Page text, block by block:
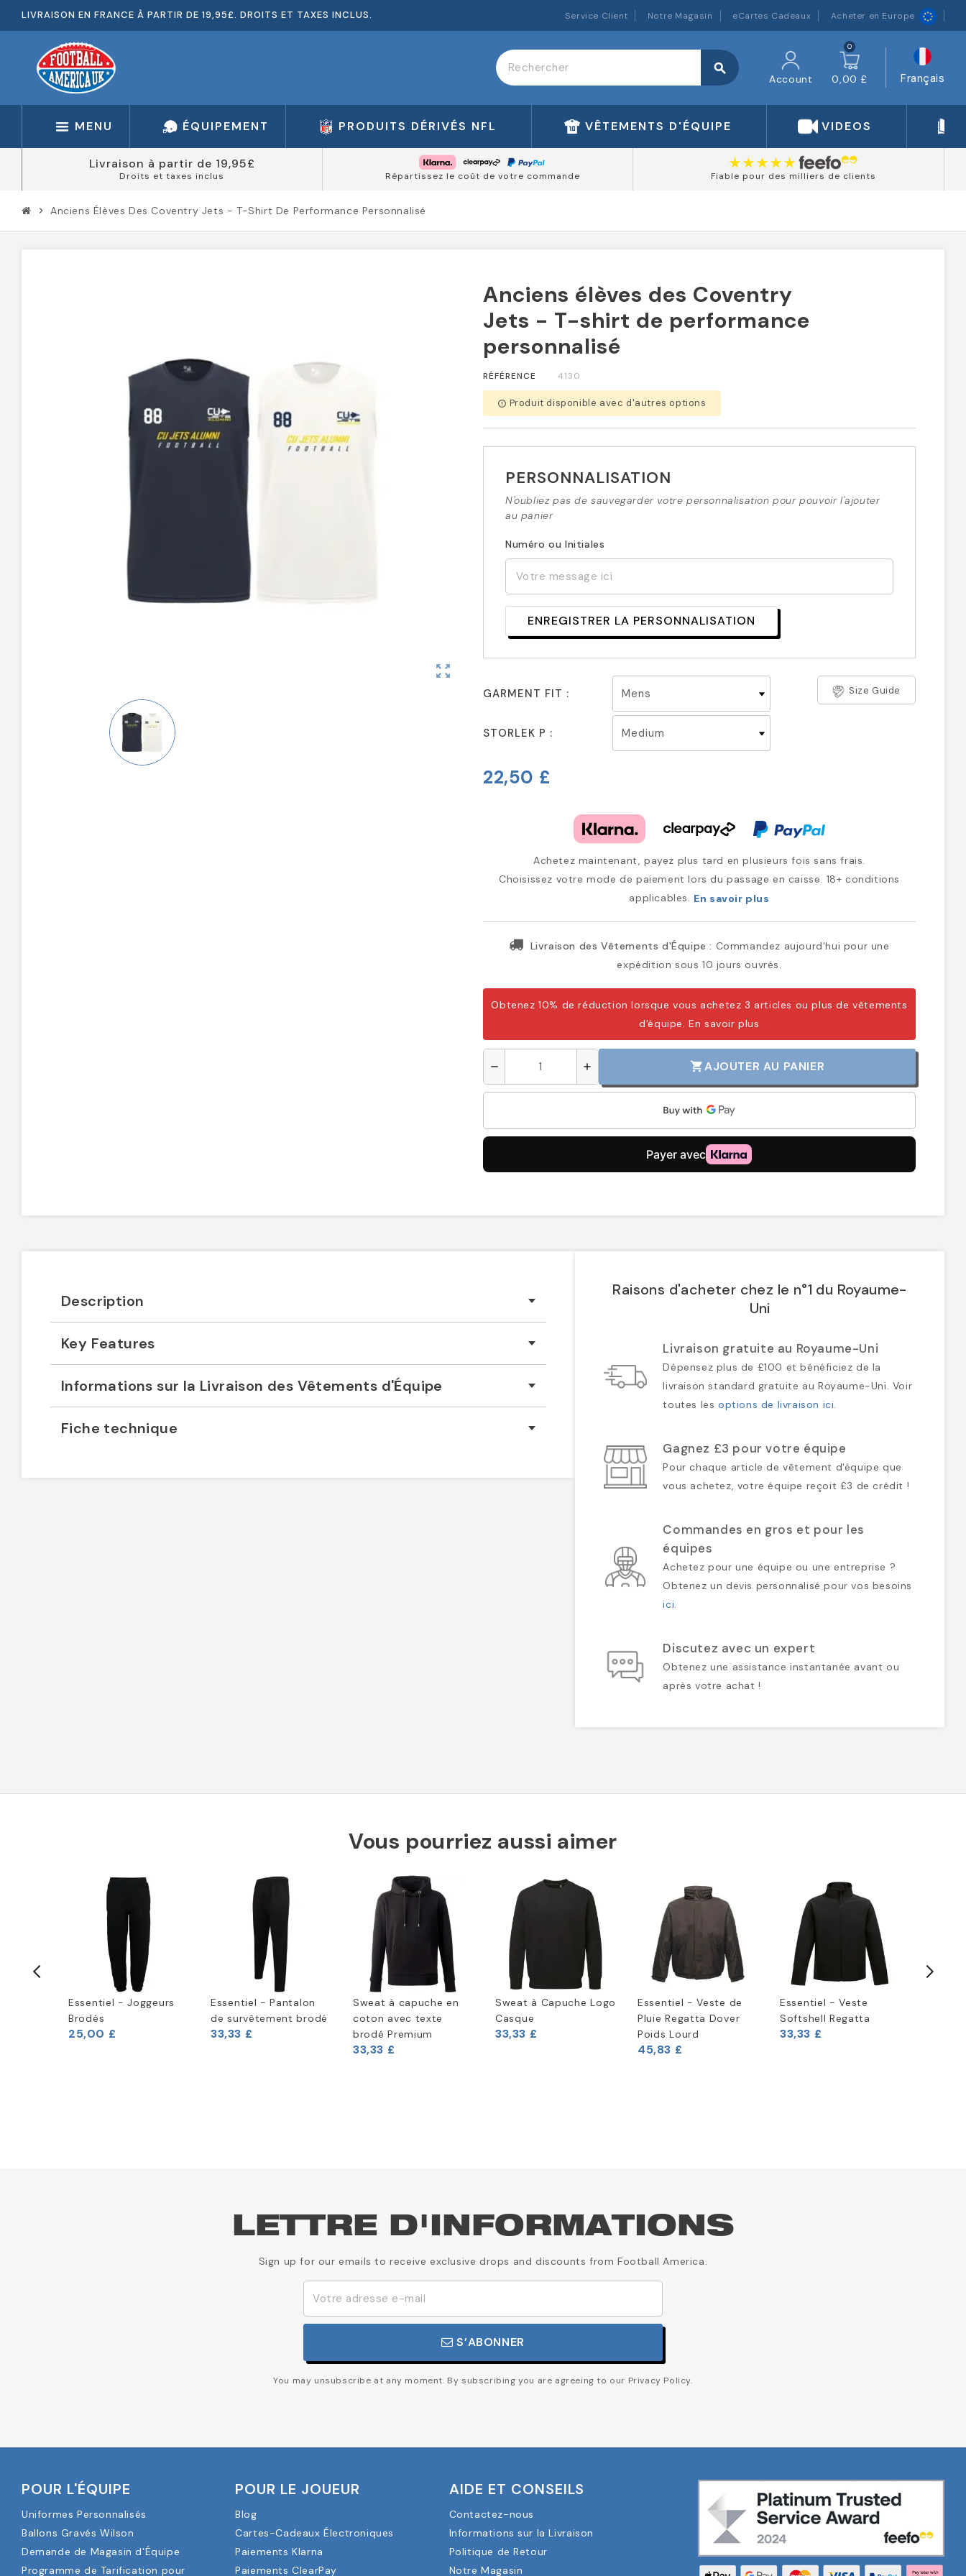
LIVRAISON EN FRANCE À PARTIR DE 19,95£. DROITS ET TAXES INCLUS. Service Client Notre Magasin eCartes Cadeaux Acheter en Europe
search
Account
0
0,00 £ Français
MENU ÉQUIPEMENT PRODUITS DÉRIVÉS NFL VÊTEMENTS D'ÉQUIPE VIDEOS
Livraison à partir de 19,95£
Droits et taxes inclus Répartissez le coût de votre commande Fiable pour des milliers de clients
chevron_right Anciens Élèves Des Coventry Jets - T-Shirt De Performance Personnalisé
zoom_out_map
Anciens élèves des Coventry
Jets - T-shirt de performance
personnalisé
RÉFÉRENCE 4130
error_outline Produit disponible avec d'autres options
PERSONNALISATION
N'oubliez pas de sauvegarder votre personnalisation pour pouvoir l'ajouter
au panier
Numéro ou Initiales
ENREGISTRER LA PERSONNALISATION
GARMENT FIT : Size Guide
STORLEK P :
22,50 £
Achetez maintenant, payez plus tard en plusieurs fois sans frais.
Choisissez votre mode de paiement lors du passage en caisse. 18+ conditions
applicables. En savoir plus
Livraison des Vêtements d'Équipe : Commandez aujourd'hui pour une
expédition sous 10 jours ouvrés.
Obtenez 10% de réduction lorsque vous achetez 3 articles ou plus de vêtements
d'équipe.En savoir plus
remove add shopping_cartAJOUTER AU PANIER
Description
Key Features
Informations sur la Livraison des Vêtements d'Équipe
Fiche technique
Raisons d'acheter chez le n°1 du Royaume-
Uni
Livraison gratuite au Royaume-Uni
Dépensez plus de £100 et bénéficiez de la
livraison standard gratuite au Royaume-Uni. Voir
toutes les options de livraison ici.
Gagnez £3 pour votre équipe
Pour chaque article de vêtement d'équipe que
vous achetez, votre équipe reçoit £3 de crédit !
Commandes en gros et pour les
équipes
Achetez pour une équipe ou une entreprise ?
Obtenez un devis personnalisé pour vos besoins
ici.
Discutez avec un expert
Obtenez une assistance instantanée avant ou
après votre achat !
Vous pourriez aussi aimer
Essentiel - Joggeurs
Brodés
25,00 £
Essentiel - Pantalon
de survêtement brodé
33,33 £
Sweat à capuche en
coton avec texte
brodé Premium
33,33 £
Sweat à Capuche Logo
Casque
33,33 £
Essentiel - Veste de
Pluie Regatta Dover
Poids Lourd
45,83 £
Essentiel - Veste
Softshell Regatta
33,33 £
LETTRE D'INFORMATIONS
Sign up for our emails to receive exclusive drops and discounts from Football America.
S’ABONNER
You may unsubscribe at any moment. By subscribing you are agreeing to our Privacy Policy.
POUR L'ÉQUIPE
Uniformes Personnalisés
Ballons Gravés Wilson
Demande de Magasin d'Équipe
Programme de Tarification pour
POUR LE JOUEUR
Blog
Cartes-Cadeaux Électroniques
Paiements Klarna
Paiements ClearPay
AIDE ET CONSEILS
Contactez-nous
Informations sur la Livraison
Politique de Retour
Notre Magasin